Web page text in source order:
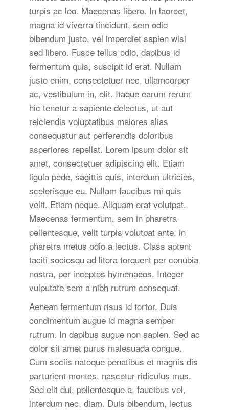
turpis ac leo. Maecenas libero. In laoreet,
magna id viverra tincidunt, sem odio
bibendum justo, vel imperdiet sapien wisi
sed libero. Fusce tellus odio, dapibus id
fermentum quis, suscipit id erat. Nullam
justo enim, consectetuer nec, ullamcorper
ac, vestibulum in, elit. Itaque earum rerum
hic tenetur a sapiente delectus, ut aut
reiciendis voluptatibus maiores alias
consequatur aut perferendis doloribus
asperiores repellat. Lorem ipsum dolor sit
amet, consectetuer adipiscing elit. Etiam
ligula pede, sagittis quis, interdum ultricies,
scelerisque eu. Nullam faucibus mi quis
velit. Etiam neque. Aliquam erat volutpat.
Maecenas fermentum, sem in pharetra
pellentesque, velit turpis volutpat ante, in
pharetra metus odio a lectus. Class aptent
taciti sociosqu ad litora torquent per conubia
nostra, per inceptos hymenaeos. Integer
vulputate sem a nibh rutrum consequat.
Aenean fermentum risus id tortor. Duis
condimentum augue id magna semper
rutrum. In dapibus augue non sapien. Sed ac
dolor sit amet purus malesuada congue.
Cum sociis natoque penatibus et magnis dis
parturient montes, nascetur ridiculus mus.
Sed elit dui, pellentesque a, faucibus vel,
interdum nec, diam. Duis bibendum, lectus